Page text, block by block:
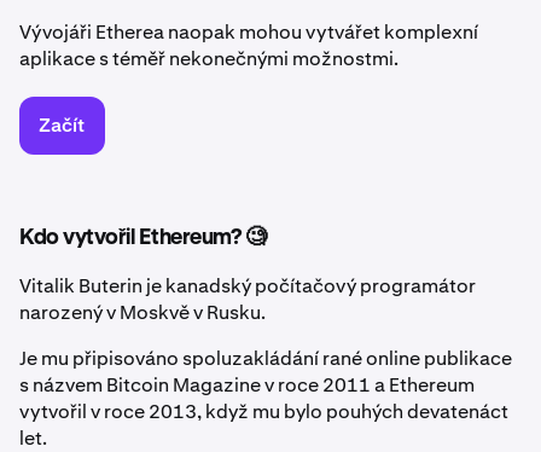
Vývojáři Etherea naopak mohou vytvářet komplexní
aplikace s téměř nekonečnými možnostmi.
Začít
Kdo vytvořil Ethereum? 🧐
Vitalik Buterin je kanadský počítačový programátor
narozený v Moskvě v Rusku.
Je mu připisováno spoluzakládání rané online publikace
s názvem Bitcoin Magazine v roce 2011 a Ethereum
vytvořil v roce 2013, když mu bylo pouhých devatenáct
let.